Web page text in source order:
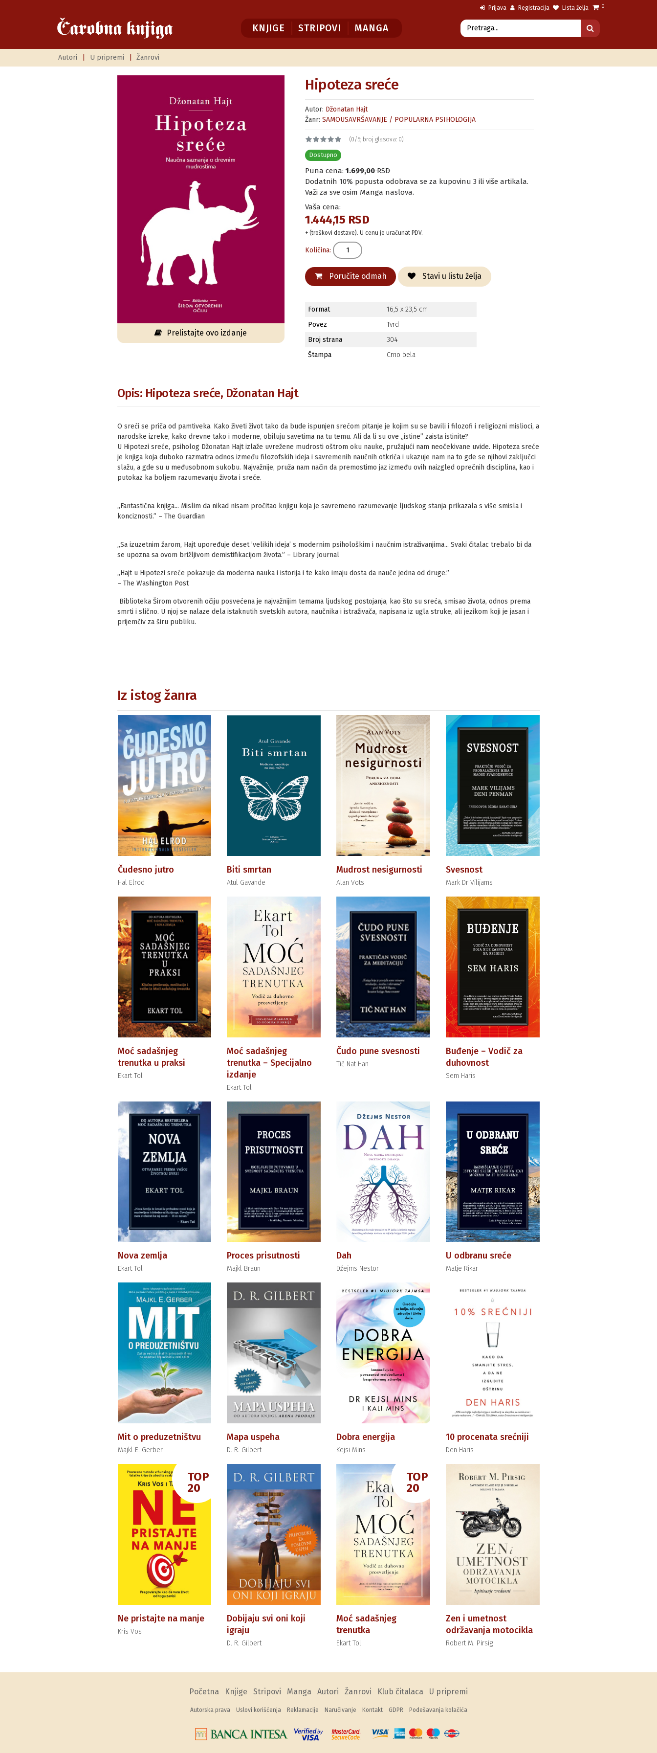
Prijava Registracija Lista želja 0
KNJIGE STRIPOVI MANGA
Autori U pripremi Žanrovi
Prelistajte ovo izdanje
Hipoteza sreće
Autor: Džonatan Hajt
Žanr:SAMOUSAVRŠAVANJE / POPULARNA PSIHOLOGIJA
(0/5; broj glasova: 0)
Dostupno
Puna cena:1.699,00RSD
Dodatnih 10% popusta odobrava se za kupovinu 3 ili više artikala.
Važi za sve osim Manga naslova.
Vaša cena:
1.444,15 RSD
+ (troškovi dostave). U cenu je uračunat PDV.
Količina:
Poručite odmah Stavi u listu želja
Format
16,5 x 23,5 cm
Povez
Tvrd
Broj strana
304
Štampa
Crno bela
Opis: Hipoteza sreće, Džonatan Hajt
O sreći se priča od pamtiveka. Kako živeti život tako da bude ispunjen srećom pitanje je kojim su se bavili i filozofi i religiozni mislioci, a
narodske izreke, kako drevne tako i moderne, obiluju savetima na tu temu. Ali da li su ove „istine” zaista istinite?
U Hipotezi sreće, psiholog Džonatan Hajt izlaže uvrežene mudrosti oštrom oku nauke, pružajući nam neočekivane uvide. Hipoteza sreće
je knjiga koja duboko razmatra odnos između filozofskih ideja i savremenih naučnih otkrića i ukazuje nam na to gde se njihovi zaključci
slažu, a gde su u međusobnom sukobu. Najvažnije, pruža nam način da premostimo jaz između ovih naizgled oprečnih disciplina, kao i
putokaz ka boljem razumevanju života i sreće.
„Fantastična knjiga... Mislim da nikad nisam pročitao knjigu koja je savremeno razumevanje ljudskog stanja prikazala s više smisla i
konciznosti.” – The Guardian
„Sa izuzetnim žarom, Hajt upoređuje deset ’velikih ideja’ s modernim psihološkim i naučnim istraživanjima... Svaki čitalac trebalo bi da
se upozna sa ovom brižljivom demistifikacijom života.” – Library Journal
„Hajt u Hipotezi sreće pokazuje da moderna nauka i istorija i te kako imaju dosta da nauče jedna od druge.”
– The Washington Post
Biblioteka Širom otvorenih očiju posvećena je najvažnijim temama ljudskog postojanja, kao što su sreća, smisao života, odnos prema
smrti i slično. U njoj se nalaze dela istaknutih svetskih autora, naučnika i istraživača, napisana iz ugla struke, ali jezikom koji je jasan i
prijemčiv za širu publiku.
Iz istog žanra
Čudesno jutro
Hal Elrod
Biti smrtan
Atul Gavande
Mudrost nesigurnosti
Alan Vots
Svesnost
Mark Dr Vilijams
Moć sadašnjeg
trenutka u praksi
Ekart Tol
Moć sadašnjeg
trenutka – Specijalno
izdanje
Ekart Tol
Čudo pune svesnosti
Tič Nat Han
Buđenje – Vodič za
duhovnost
Sem Haris
Nova zemlja
Ekart Tol
Proces prisutnosti
Majkl Braun
Dah
Džejms Nestor
U odbranu sreće
Matje Rikar
Mit o preduzetništvu
Majkl E. Gerber
Mapa uspeha
D. R. Gilbert
Dobra energija
Kejsi Mins
10 procenata srećniji
Den Haris
TOP
20
Ne pristajte na manje
Kris Vos
Dobijaju svi oni koji
igraju
D. R. Gilbert
TOP
20
Moć sadašnjeg
trenutka
Ekart Tol
Zen i umetnost
održavanja motocikla
Robert M. Pirsig
Početna Knjige Stripovi Manga Autori Žanrovi Klub čitalaca U pripremi
Autorska prava Uslovi korišćenja Reklamacije Naručivanje Kontakt GDPR Podešavanja kolačića